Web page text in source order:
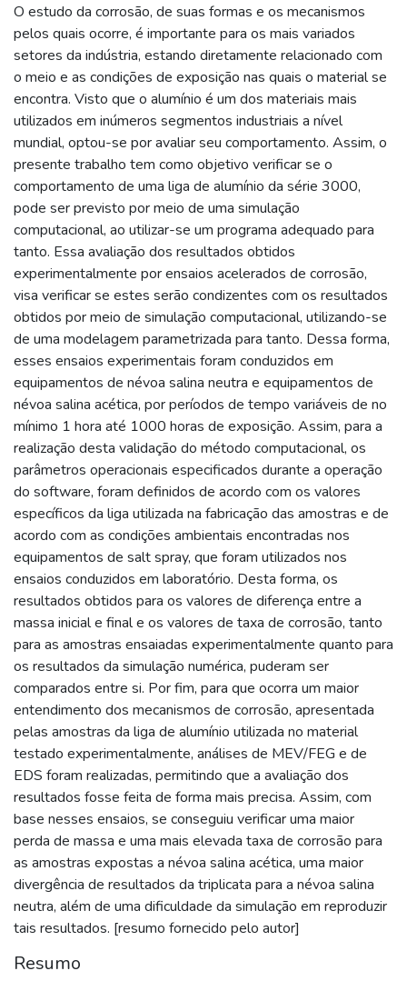
O estudo da corrosão, de suas formas e os mecanismos
pelos quais ocorre, é importante para os mais variados
setores da indústria, estando diretamente relacionado com
o meio e as condições de exposição nas quais o material se
encontra. Visto que o alumínio é um dos materiais mais
utilizados em inúmeros segmentos industriais a nível
mundial, optou-se por avaliar seu comportamento. Assim, o
presente trabalho tem como objetivo verificar se o
comportamento de uma liga de alumínio da série 3000,
pode ser previsto por meio de uma simulação
computacional, ao utilizar-se um programa adequado para
tanto. Essa avaliação dos resultados obtidos
experimentalmente por ensaios acelerados de corrosão,
visa verificar se estes serão condizentes com os resultados
obtidos por meio de simulação computacional, utilizando-se
de uma modelagem parametrizada para tanto. Dessa forma,
esses ensaios experimentais foram conduzidos em
equipamentos de névoa salina neutra e equipamentos de
névoa salina acética, por períodos de tempo variáveis de no
mínimo 1 hora até 1000 horas de exposição. Assim, para a
realização desta validação do método computacional, os
parâmetros operacionais especificados durante a operação
do software, foram definidos de acordo com os valores
específicos da liga utilizada na fabricação das amostras e de
acordo com as condições ambientais encontradas nos
equipamentos de salt spray, que foram utilizados nos
ensaios conduzidos em laboratório. Desta forma, os
resultados obtidos para os valores de diferença entre a
massa inicial e final e os valores de taxa de corrosão, tanto
para as amostras ensaiadas experimentalmente quanto para
os resultados da simulação numérica, puderam ser
comparados entre si. Por fim, para que ocorra um maior
entendimento dos mecanismos de corrosão, apresentada
pelas amostras da liga de alumínio utilizada no material
testado experimentalmente, análises de MEV/FEG e de
EDS foram realizadas, permitindo que a avaliação dos
resultados fosse feita de forma mais precisa. Assim, com
base nesses ensaios, se conseguiu verificar uma maior
perda de massa e uma mais elevada taxa de corrosão para
as amostras expostas a névoa salina acética, uma maior
divergência de resultados da triplicata para a névoa salina
neutra, além de uma dificuldade da simulação em reproduzir
tais resultados. [resumo fornecido pelo autor]
Resumo